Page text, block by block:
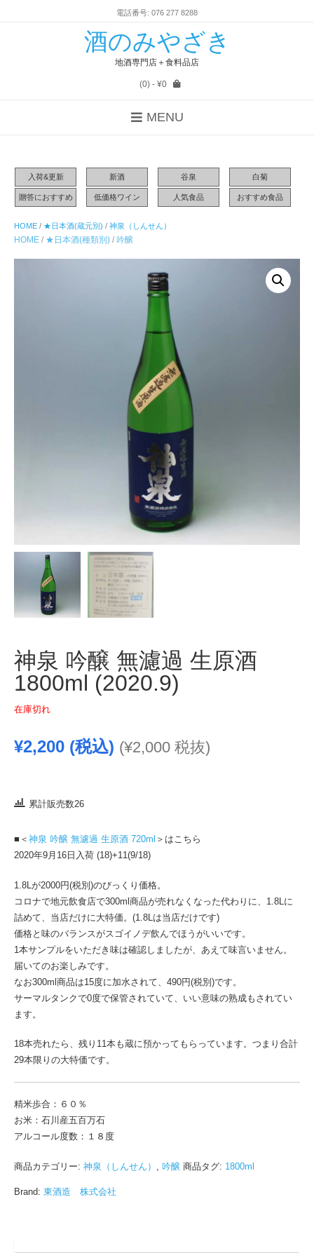
電話番号: 076 277 8288
酒のみやざき
地酒専門店＋食料品店
(0)- ¥0
MENU
入荷&更新 新酒 谷泉 白菊
贈答におすすめ 低価格ワイン 人気食品 おすすめ食品
HOME / ★日本酒(蔵元別) / 神泉（しんせん）
HOME / ★日本酒(種類別) / 吟醸
神泉 吟醸 無濾過 生原酒
1800ml (2020.9)
在庫切れ
¥2,200 (税込) (¥2,000 税抜)
累計販売数26
■＜ 神泉 吟醸 無濾過 生原酒 720ml ＞はこちら
2020年9月16日入荷 (18)+11(9/18)
1.8Lが2000円(税別)のびっくり価格。
コロナで地元飲食店で300ml商品が売れなくなった代わりに、1.8Lに
詰めて、当店だけに大特価。(1.8Lは当店だけです)
価格と味のバランスがスゴイノデ飲んでほうがいいです。
1本サンプルをいただき味は確認しましたが、あえて味言いません。
届いてのお楽しみです。
なお300ml商品は15度に加水されて、490円(税別)です。
サーマルタンクで0度で保管されていて、いい意味の熟成もされてい
ます。
18本売れたら、残り11本も蔵に預かってもらっています。つまり合計
29本限りの大特価です。
精米歩合：６０％
お米：石川産五百万石
アルコール度数：１８度
商品カテゴリー: 神泉（しんせん） 吟醸 商品タグ: 1800ml
Brand: 東酒造 株式会社